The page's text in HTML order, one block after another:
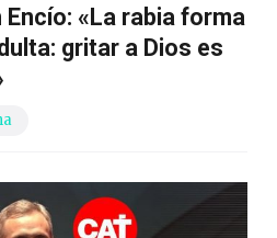
«La rabia forma
gritar a Dios es